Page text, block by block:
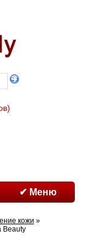
✔ Меню
кожи »
Beauty